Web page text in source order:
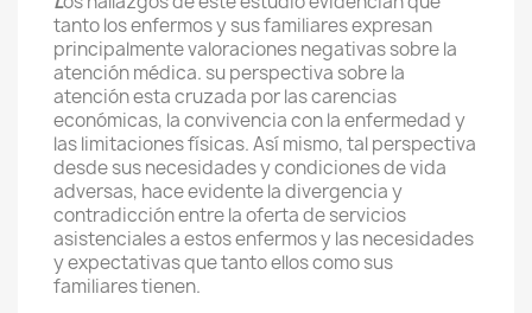
tanto los enfermos y sus familiares expresan
principalmente valoraciones negativas sobre la
atención médica. su perspectiva sobre la
atención esta cruzada por las carencias
económicas, la convivencia con la enfermedad y
las limitaciones físicas. Así mismo, tal perspectiva
desde sus necesidades y condiciones de vida
adversas, hace evidente la divergencia y
contradicción entre la oferta de servicios
asistenciales a estos enfermos y las necesidades
y expectativas que tanto ellos como sus
familiares tienen.